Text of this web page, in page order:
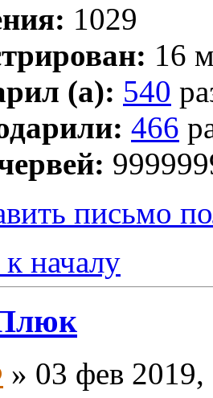
1029
16
(а): 540
466
письмо
началу
» 03 фев 2019,